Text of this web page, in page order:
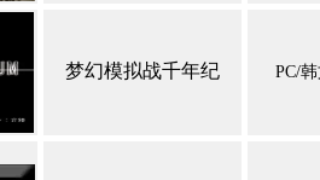
梦幻模拟战千年纪 PC/